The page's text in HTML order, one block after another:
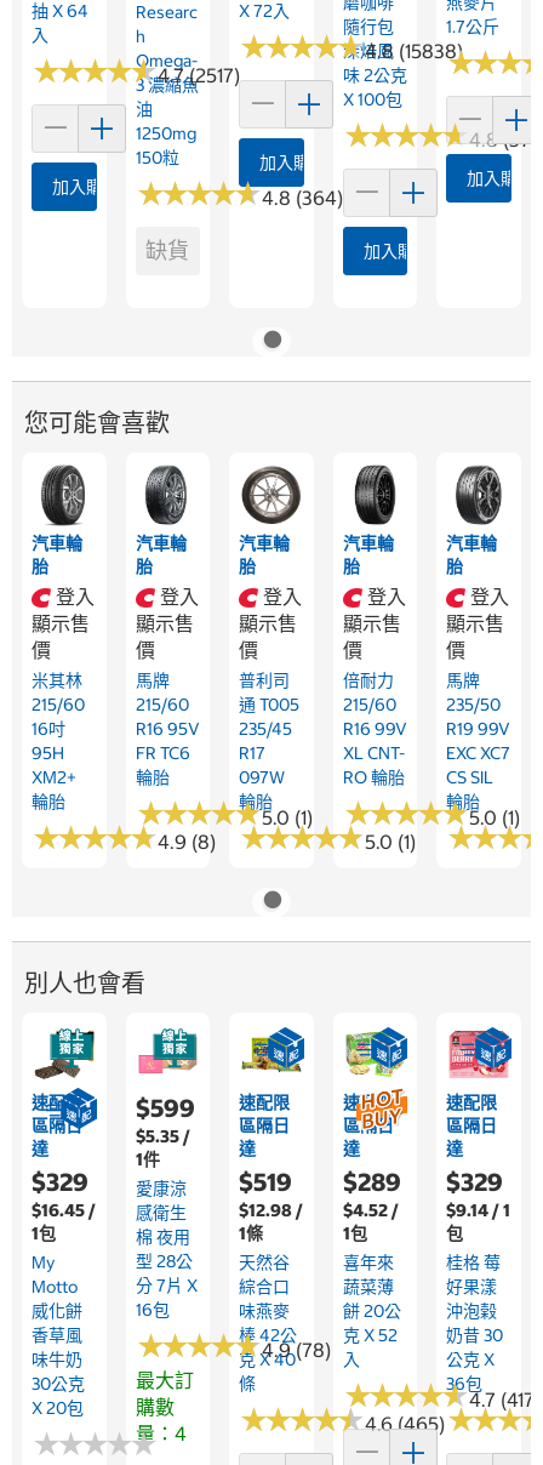
抽 X 64
入
★★★★★
★★★★★4.7 (2517)
加入購物車
Researc
H
Omega-
3 濃縮魚
油
1250mg
150粒
★★★★★
★★★★★4.8 (364)
缺貨
X 72入
★★★★★
★★★★★4.8 (15838)
加入購物車
隨行包
深焙風
味 2公克
X 100包
★★★★★
★★★★★4.8
加入購物車
1.7公斤
★★★
★★★
加入購物
您可能會喜歡
汽車輪
胎
登入
顯示售
價
米其林
215/60
16吋
95H
XM2+
輪胎
★★★★★
★★★★★4.9 (8)
汽車輪
胎
登入
顯示售
價
馬牌
215/60
R16 95V
FR TC6
輪胎
★★★★★
★★★★★5.0 (1)
汽車輪
胎
登入
顯示售
價
普利司
通 T005
235/45
R17
097W
輪胎
★★★★★
★★★★★5.0 (1)
汽車輪
胎
登入
顯示售
價
倍耐力
215/60
R16 99V
XL CNT-
RO 輪胎
★★★★★
★★★★★5.0 (1)
汽車輪
胎
登入
顯示售
價
馬牌
235/50
R19 99V
EXC XC7
CS SIL
輪胎
★★★
★★★
別人也會看
速配限
區隔日
達
$329
$16.45 /
1包
My
Motto
威化餅
香草風
味牛奶
30公克
X 20包
★★★★★
★★★★★
$599
$5.35 /
1件
愛康涼
感衛生
棉 夜用
型 28公
分 7片 X
16包
★★★★★
★★★★★4.9 (78)
最大訂
購數
量：4
速配限
區隔日
達
$519
$12.98 /
1條
天然谷
綜合口
味燕麥
棒 42公
克 X 40
條
★★★★★
★★★★★4.6 (465)
速配限
區隔日
達
$289
$4.52 /
1包
喜年來
蔬菜薄
餅 20公
克 X 52
入
★★★★★
★★★★★4.7 (417)
速配限
區隔日
達
$329
$9.14 / 1
包
桂格 莓
好果漾
沖泡榖
奶昔 30
公克 X
36包
★★★
★★★